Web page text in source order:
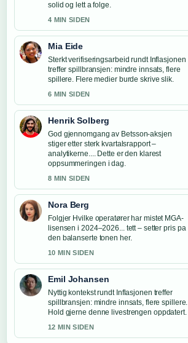
solid og lett a folge.
4 MIN SIDEN
Mia Eide
Sterkt verifiseringsarbeid rundt Inflasjonen
treffer spillbransjen: mindre innsats, flere
spillere. Flere medier burde skrive slik.
6 MIN SIDEN
Henrik Solberg
God gjennomgang av Betsson-aksjen
stiger etter sterk kvartalsrapport –
analytikerne.... Dette er den klarest
oppsummeringen i dag.
8 MIN SIDEN
Nora Berg
Folgjer Hvilke operatører har mistet MGA-
lisensen i 2024–2026... tett – setter pris pa
den balanserte tonen her.
10 MIN SIDEN
Emil Johansen
Nyttig kontekst rundt Inflasjonen treffer
spillbransjen: mindre innsats, flere spillere.
Hold gjerne denne livestrengen oppdatert.
12 MIN SIDEN